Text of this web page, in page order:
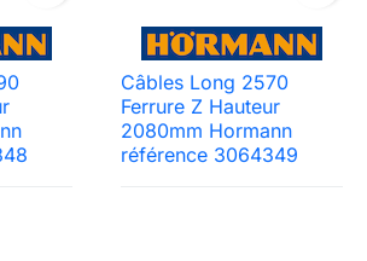
Câbles Long 2570
Ferrure Z Hauteur
2080mm Hormann
référence 3064349